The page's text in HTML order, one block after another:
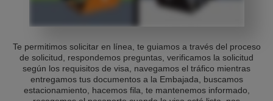
Te permitimos solicitar en línea, te guiamos a través del proceso
de solicitud, respondemos preguntas, verificamos la solicitud
según los requisitos de visa, navegamos el tráfico mientras
entregamos tus documentos a la Embajada, buscamos
estacionamiento, hacemos fila, te mantenemos informado,